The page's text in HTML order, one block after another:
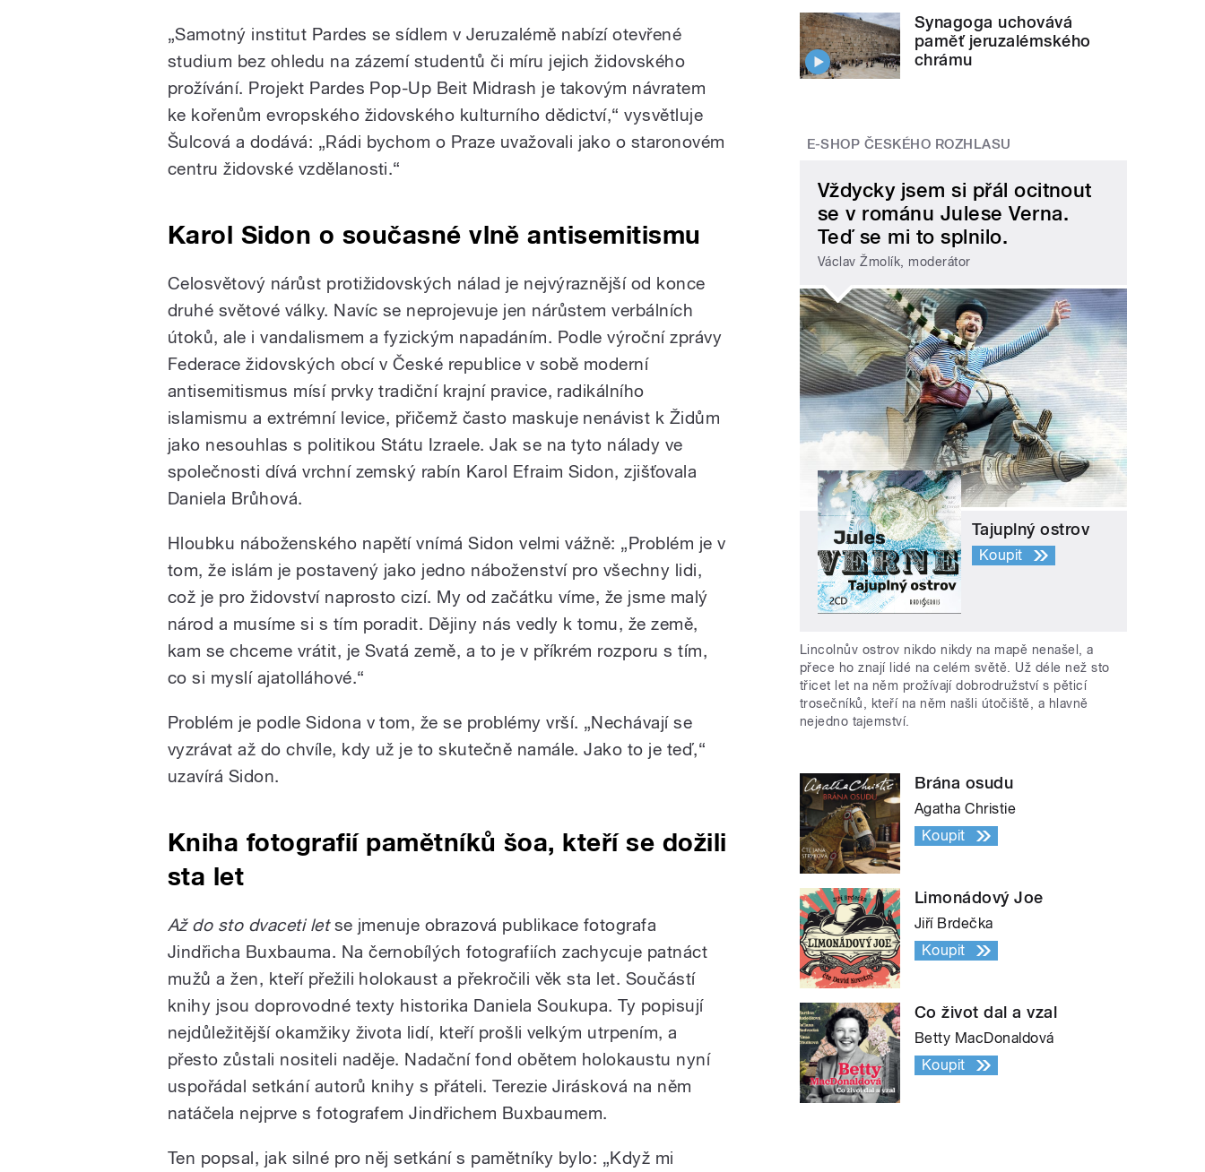
„Samotný institut Pardes se sídlem v Jeruzalémě nabízí otevřené
studium bez ohledu na zázemí studentů či míru jejich židovského
prožívání. Projekt Pardes Pop-Up Beit Midrash je takovým návratem
ke kořenům evropského židovského kulturního dědictví,“ vysvětluje
Šulcová a dodává: „Rádi bychom o Praze uvažovali jako o staronovém
centru židovské vzdělanosti.“
Karol Sidon o současné vlně antisemitismu
Celosvětový nárůst protižidovských nálad je nejvýraznější od konce
druhé světové války. Navíc se neprojevuje jen nárůstem verbálních
útoků, ale i vandalismem a fyzickým napadáním. Podle výroční zprávy
Federace židovských obcí v České republice v sobě moderní
antisemitismus mísí prvky tradiční krajní pravice, radikálního
islamismu a extrémní levice, přičemž často maskuje nenávist k Židům
jako nesouhlas s politikou Státu Izraele. Jak se na tyto nálady ve
společnosti dívá vrchní zemský rabín Karol Efraim Sidon, zjišťovala
Daniela Brůhová.
Hloubku náboženského napětí vnímá Sidon velmi vážně: „Problém je v
tom, že islám je postavený jako jedno náboženství pro všechny lidi,
což je pro židovství naprosto cizí. My od začátku víme, že jsme malý
národ a musíme si s tím poradit. Dějiny nás vedly k tomu, že země,
kam se chceme vrátit, je Svatá země, a to je v příkrém rozporu s tím,
co si myslí ajatolláhové.“
Problém je podle Sidona v tom, že se problémy vrší. „Nechávají se
vyzrávat až do chvíle, kdy už je to skutečně namále. Jako to je teď,“
uzavírá Sidon.
Kniha fotografií pamětníků šoa, kteří se dožili
sta let
Až do sto dvaceti letse jmenuje obrazová publikace fotografa
Jindřicha Buxbauma. Na černobílých fotografiích zachycuje patnáct
mužů a žen, kteří přežili holokaust a překročili věk sta let. Součástí
knihy jsou doprovodné texty historika Daniela Soukupa. Ty popisují
nejdůležitější okamžiky života lidí, kteří prošli velkým utrpením, a
přesto zůstali nositeli naděje. Nadační fond obětem holokaustu nyní
uspořádal setkání autorů knihy s přáteli. Terezie Jirásková na něm
natáčela nejprve s fotografem Jindřichem Buxbaumem.
Ten popsal, jak silné pro něj setkání s pamětníky bylo: „Když mi
Synagoga uchovává
paměť jeruzalémského
chrámu
E-SHOP ČESKÉHO ROZHLASU
Vždycky jsem si přál ocitnout
se v románu Julese Verna.
Teď se mi to splnilo.
Václav Žmolík, moderátor
Tajuplný ostrov
Koupit
Lincolnův ostrov nikdo nikdy na mapě nenašel, a
přece ho znají lidé na celém světě. Už déle než sto
třicet let na něm prožívají dobrodružství s pěticí
trosečníků, kteří na něm našli útočiště, a hlavně
nejedno tajemství.
Brána osudu
Agatha Christie
Koupit
Limonádový Joe
Jiří Brdečka
Koupit
Co život dal a vzal
Betty MacDonaldová
Koupit